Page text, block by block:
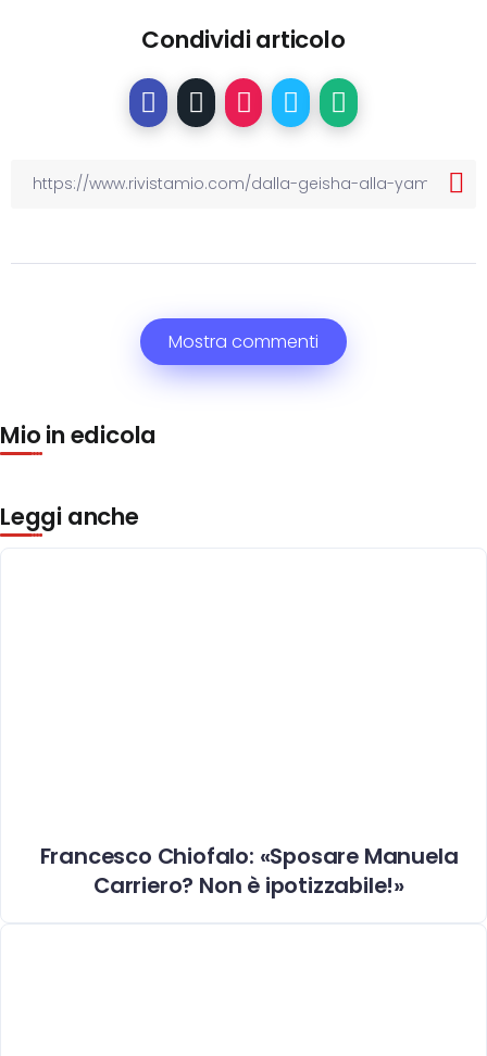
Condividi articolo
Mostra commenti
Mio in edicola
Leggi anche
Francesco Chiofalo: «Sposare Manuela
Carriero? Non è ipotizzabile!»